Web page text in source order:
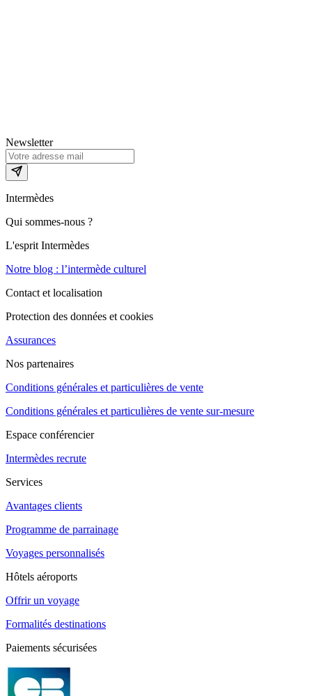
Newsletter
Intermèdes
Qui sommes-nous ?
L'esprit Intermèdes
Notre blog : l’intermède culturel
Contact et localisation
Protection des données et cookies
Assurances
Nos partenaires
Conditions générales et particulières de vente
Conditions générales et particulières de vente sur-mesure
Espace conférencier
Intermèdes recrute
Services
Avantages clients
Programme de parrainage
Voyages personnalisés
Hôtels aéroports
Offrir un voyage
Formalités destinations
Paiements sécurisées